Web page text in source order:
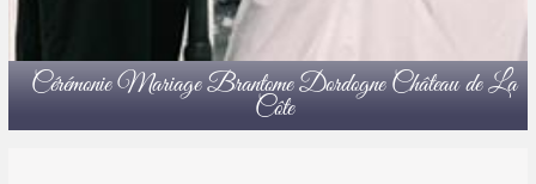
Cérémonie Mariage Brantome Dordogne Château de La
Côte